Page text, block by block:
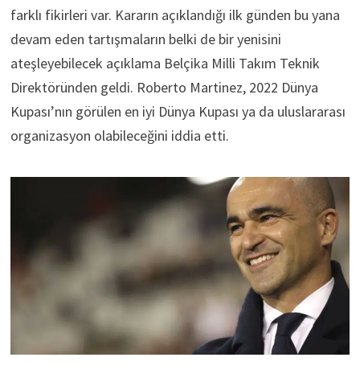
farklı fikirleri var. Kararın açıklandığı ilk günden bu yana
devam eden tartışmaların belki de bir yenisini
ateşleyebilecek açıklama Belçika Milli Takım Teknik
Direktöründen geldi. Roberto Martinez, 2022 Dünya
Kupası’nın görülen en iyi Dünya Kupası ya da uluslararası
organizasyon olabileceğini iddia etti.